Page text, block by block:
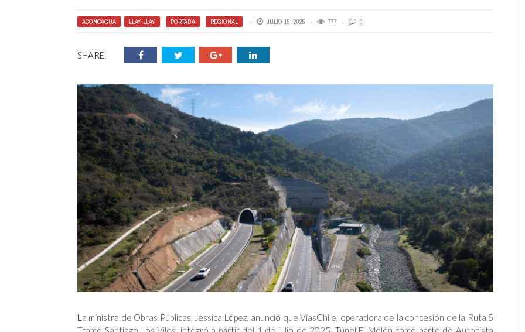
ACONCAGUA , LLAY LLAY , PORTADA , REGIONAL JULIO 15, 2025 777 0
SHARE:
La ministra de Obras Públicas, Jessica López, anunció que VíasChile, operadora de la concesión de la Ruta 5